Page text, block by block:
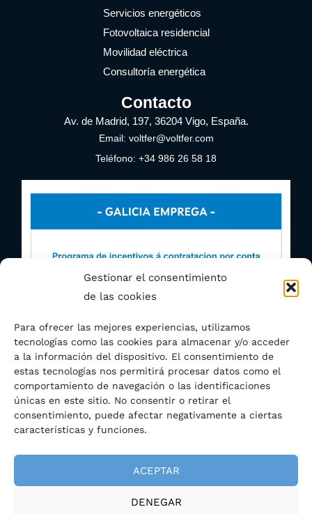
Gestionar el consentimiento
de las cookies
Para ofrecer las mejores experiencias, utilizamos
tecnologías como las cookies para almacenar y/o acceder
a la información del dispositivo. El consentimiento de
estas tecnologías nos permitirá procesar datos como el
comportamiento de navegación o las identificaciones
únicas en este sitio. No consentir o retirar el
consentimiento, puede afectar negativamente a ciertas
características y funciones.
ACEPTAR
DENEGAR
Servicios energéticos
Fotovoltaica residencial
Movilidad eléctrica
Consultoría energética
Contacto
Av. de Madrid, 197, 36204 Vigo, España.
Email: voltfer@voltfer.com
Teléfono: +34 986 26 58 18